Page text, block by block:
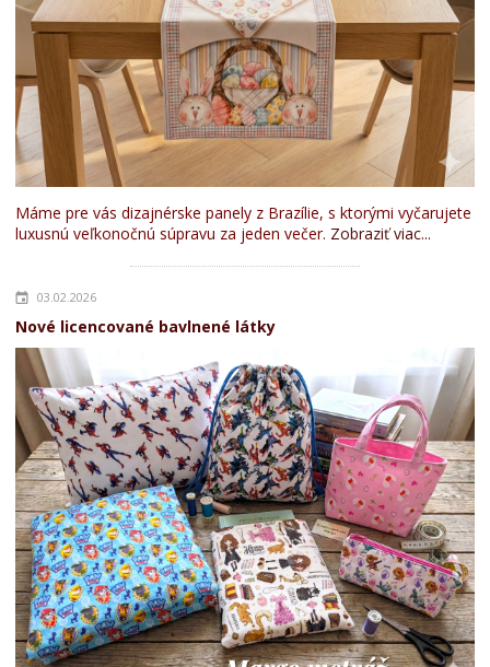
Máme pre vás dizajnérske panely z Brazílie, s ktorými vyčarujete
luxusnú veľkonočnú súpravu za jeden večer. Zobraziť viac...
03.02.2026
Nové licencované bavlnené látky